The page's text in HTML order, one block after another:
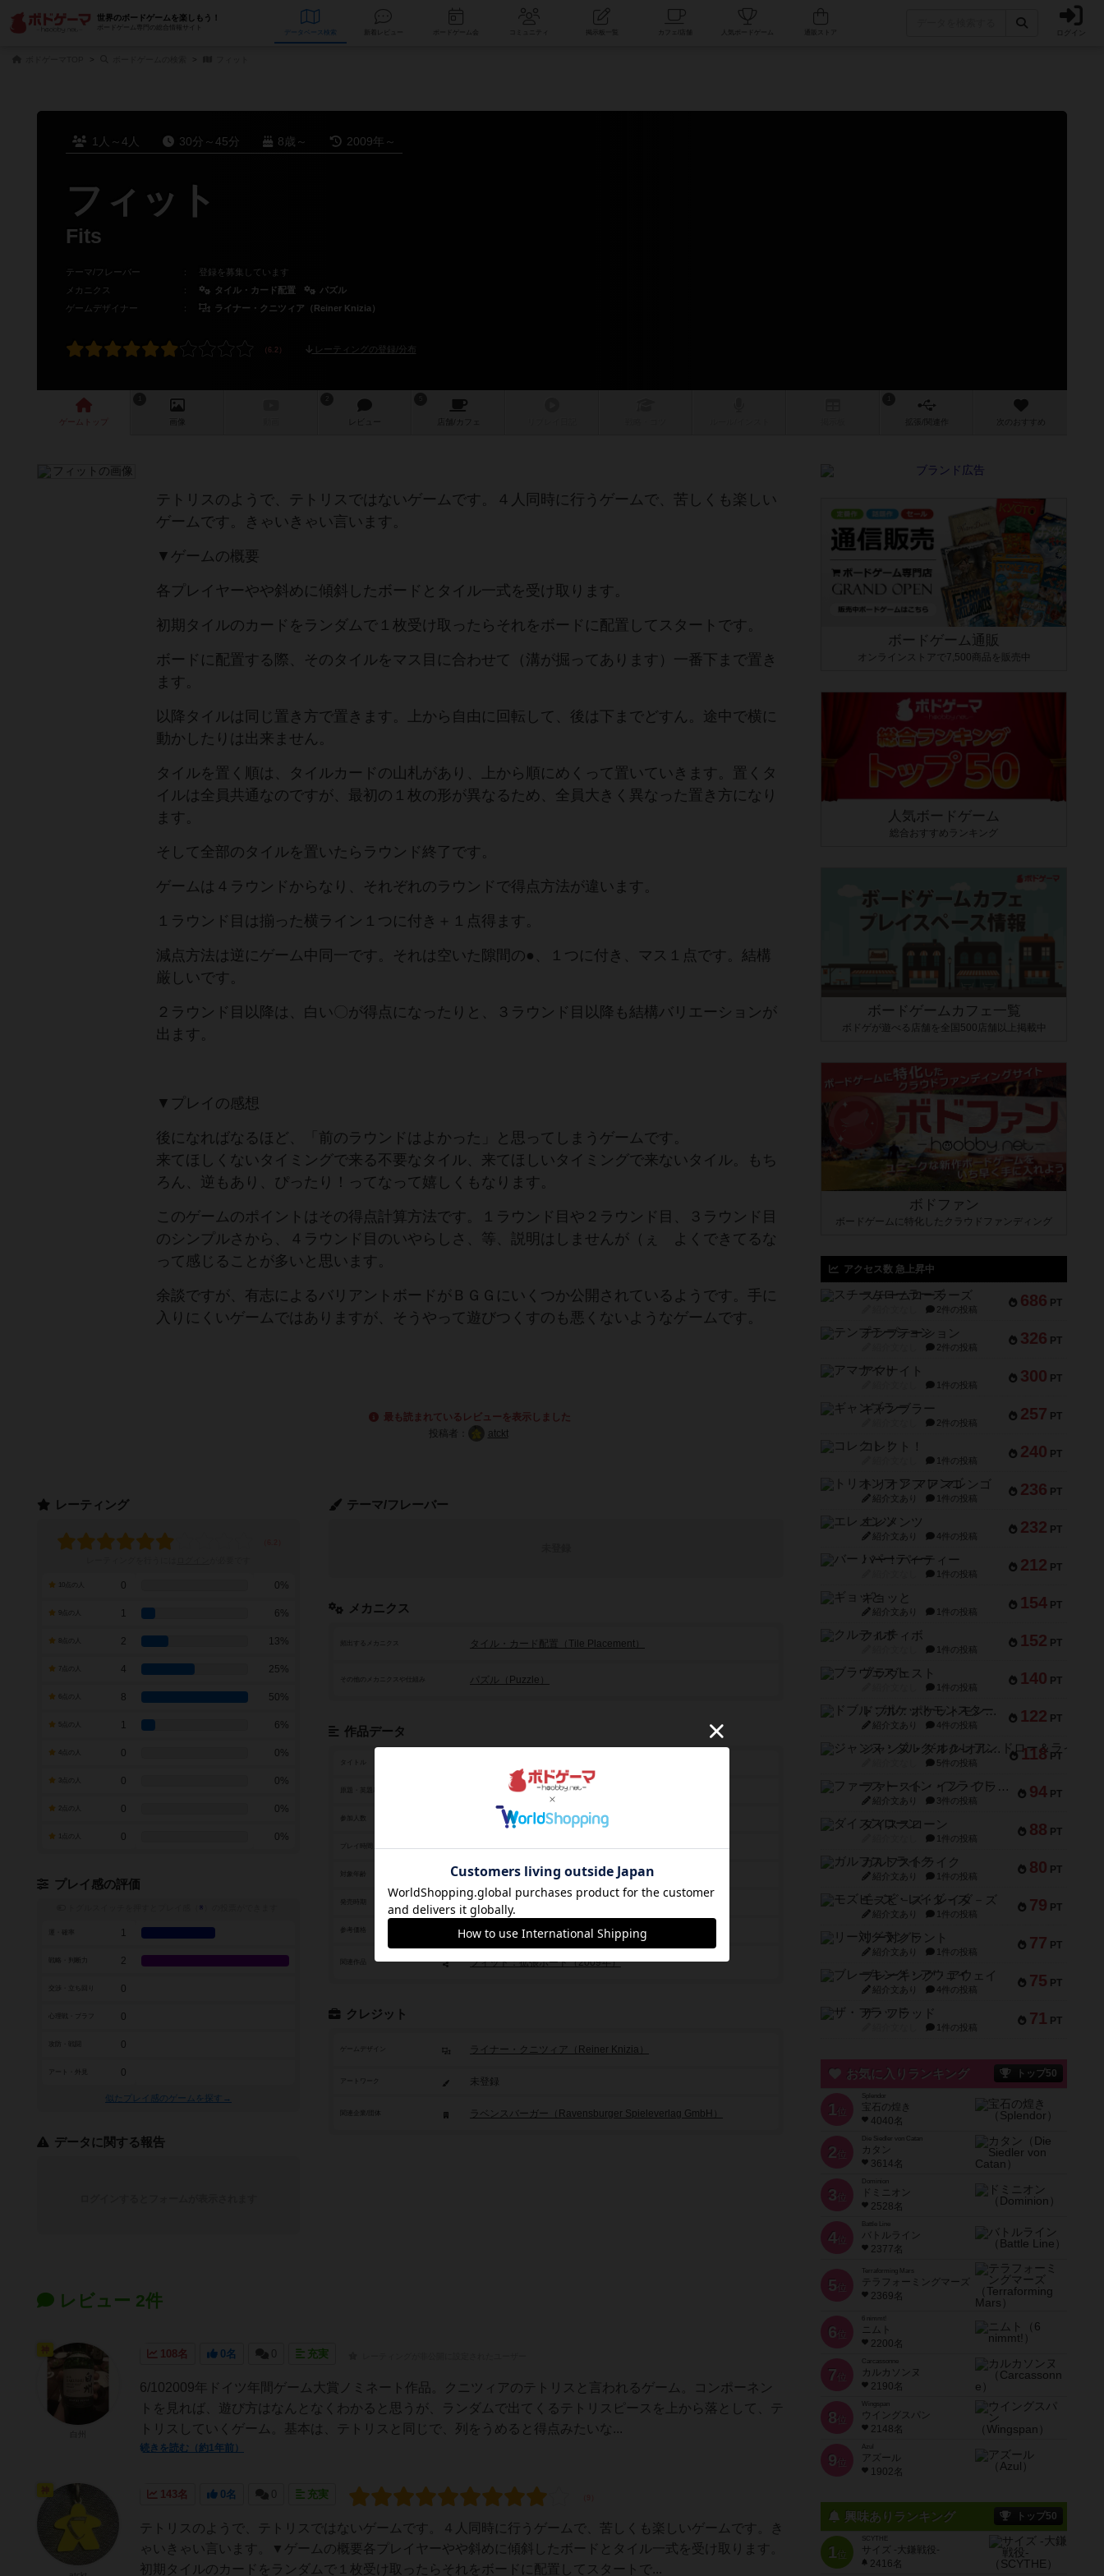
世界のボードゲームを楽しもう！
ボードゲーム専門の総合情報サイト
データベース コミュニティ 人気ボードゲーム ログイン
1人～4人 30分～45分 8歳～ 2009年～
フィット
Fits
テーマ/フレーバー ：
登録を募集しています
メカニクス
： タイル・カード配置
パズル
ゲームデザイナー
： ライナー・クニツィア（Reiner Knizia）
レーティングの登録/分布
ゲーム 画像 レビュー 店舗/ カフェ 作 次のおすすめ
テトリスのようで、テトリスではないゲームです。４人同時に行うゲームで、苦しくも楽しい
ゲームです。きゃいきゃい言います。
▼ゲームの概要
各プレイヤーやや斜めに傾斜したボードとタイル一式を受け取ります。
初期タイルのカードをランダムで１枚受け取ったらそれをボードに配置してスタートです。
ボードに配置する際、そのタイルをマス目に合わせて（溝が掘ってあります）一番下まで置き
ます。
以降タイルは同じ置き方で置きます。上から自由に回転して、後は下までどすん。途中で横に
動かしたりは出来ません。
タイルを置く順は、タイルカードの山札があり、上から順にめくって置いていきます。置くタ
イルは全員共通なのですが、最初の１枚の形が異なるため、全員大きく異なった置き方になり
ます。
そして全部のタイルを置いたらラウンド終了です。
ゲームは４ラウンドからなり、それぞれのラウンドで得点方法が違います。
１ラウンド目は揃った横ライン１つに付き＋１点得ます。
減点方法は逆にゲーム中同一です。それは空いた隙間の●、１つに付き、マス１点です。結構
厳しいです。
２ラウンド目以降は、白い〇が得点になったりと、３ラウンド目以降も結構バリエーションが
出ます。
▼プレイの感想
後になればなるほど、「前のラウンドはよかった」と思ってしまうゲームです。
来てほしくないタイミングで来る不要なタイル、来てほしいタイミングで来ないタイル。もち
ろん、逆もあり、ぴったり！ってなって嬉しくもなります。
このゲームのポイントはその得点計算方法です。１ラウンド目や２ラウンド目、３ラウンド目
のシンプルさから、４ラウンド目のいやらしさ、等、説明はしませんが（ぇ よくできてるな
って感じることが多いと思います。
余談ですが、有志によるバリアントボードがＢＧＧにいくつか公開されているようです。手に
入りにくいゲームではありますが、そうやって遊びつくすのも悪くないようなゲームです。
最も読まれているレビューを表示しました
投稿者：
atckt
テーマ/フレーバー
メカニクス
頻出するメカニクス タイル・カード配置（Tile Placement）
その他のメカニクスや仕組み パズル（Puzzle）
作品データ
タイトル
参加人数 1人～4人
30分～45分
8歳から
2009年～
参考価格 未登録
関連作品 フィット：拡張ボード（2009年）
クレジット
ゲームデザイン ライナー・クニツィア（Reiner Knizia）
アートワーク 未登録
ラベンスバーガー（Ravensburger Spieleverlag GmbH）
レーティング
0 0%
1 6%
2 13%
7点の人 4 25%
8 50%
1 6%
0 0%
0 0%
0 0%
0 0%
プレイ感の評価
※
1
戦略・判断力 2
0
0
0
アート・外見 0
似たプレイ感のゲームを探す→
データに関する報告
レビュー 2件
108名 0名 0 充実
6/102009年ドイツ年間ゲーム大賞ノミネート作品。クニツィアのテトリスと言われるゲーム。コンポーネン
トを見れば、遊び方はなんとなくわかると思うが、ランダムで出てくるテトリスピースを上から落として、テ
トリスしていくゲーム。基本は、テトリスと同じで、列をうめると得点みたいな...
続きを読む（約1年前）
143名 0名 0 充実
テトリスのようで、テトリスではないゲームです。４人同時に行うゲームで、苦しくも楽しいゲームです。き
ゃいきゃい言います。▼ゲームの概要各プレイヤーやや斜めに傾斜したボードとタイル一式を受け取ります。
初期タイルのカードをランダムで１枚受け取ったらそれをボードに配置してスタートで...
ボードゲーム通販
オンラインストアで7,500商品を販売中
人気ボードゲーム
総合おすすめランキング
ボードゲームカフェ一覧
ボドゲが遊べる店舗を全国500店舗以上掲載中
ボドファン
ボードゲームに特化したクラウドファンディング
アクセス数 急上昇中
686 PT
スチームローラーズ
2件の投稿
326 PT
テンプテーション
2件の投稿
300 PT
アマナイト
1件の投稿
257 PT
ギャンブラー
2件の投稿
240 PT
コレクト！
1件の投稿
236 PT
トリオンフ ア マレンゴ
紹介文あり 1件の投稿
232 PT
エレメンツ
紹介文あり 4件の投稿
212 PT
バー！パーティー
1件の投稿
154 PT
ギョッと
紹介文あり 1件の投稿
152 PT
クルティボ
1件の投稿
140 PT
ブラヴェスト
1件の投稿
122 PT
ドブル：ポケットモンスター
紹介文あり 4件の投稿
118 PT
ジャンヌ・ダルク-オルレアン ドロー＆ライト
5件の投稿
94 PT
ファースト・イン・フライト
紹介文あり 3件の投稿
88 PT
ダイススローン
1件の投稿
80 PT
ガルフストライク
紹介文あり 1件の投稿
79 PT
モズビ－ズ・レイダ－ズ
紹介文あり 1件の投稿
77 PT
リー対グラント
紹介文あり 1件の投稿
75 PT
ブレーキング・アウェイ
紹介文あり 4件の投稿
71 PT
ザ・フラッド
1件の投稿
お気に入りランキング トップ50
1 位
宝石の煌き
4040名
2 位
Die Siedler von Catan
カタン
3614名
3 位
ドミニオン
2528名
4位
Battle Line
バトルライン
2377名
5 位
Terraforming Mars
テラフォーミングマーズ
2369名
6 位
ニムト
2200名
7 位
Carcassonne
カルカソンヌ
2190名
8 位
Wingspan
ウイングスパン
2148名
9 位
Azul
アズール
1902名
興味ありランキング トップ50
1位
SCYTHE
サイズ -大鎌戦役-
2416名